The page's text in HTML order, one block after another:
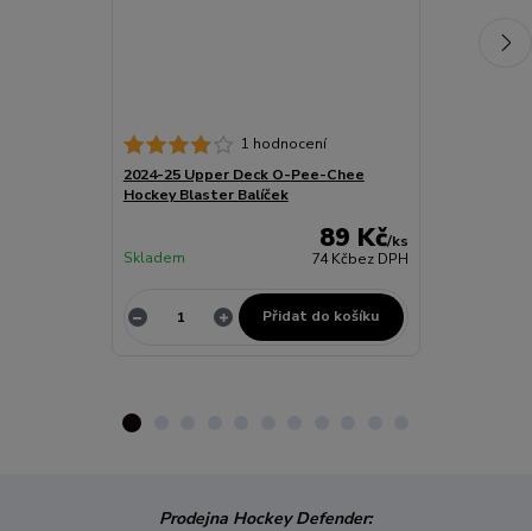
1 hodnocení
2024-25 Upper Deck O-Pee-Chee
Hockey Blaster Balíček
89 Kč/ks
74 Kčbez DPH
Skladem
Přidat do košíku
Prodejna Hockey Defender: